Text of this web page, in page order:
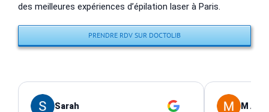
des meilleures expériences d’épilation laser à Paris.
PRENDRE RDV SUR DOCTOLIB
Sarah M A